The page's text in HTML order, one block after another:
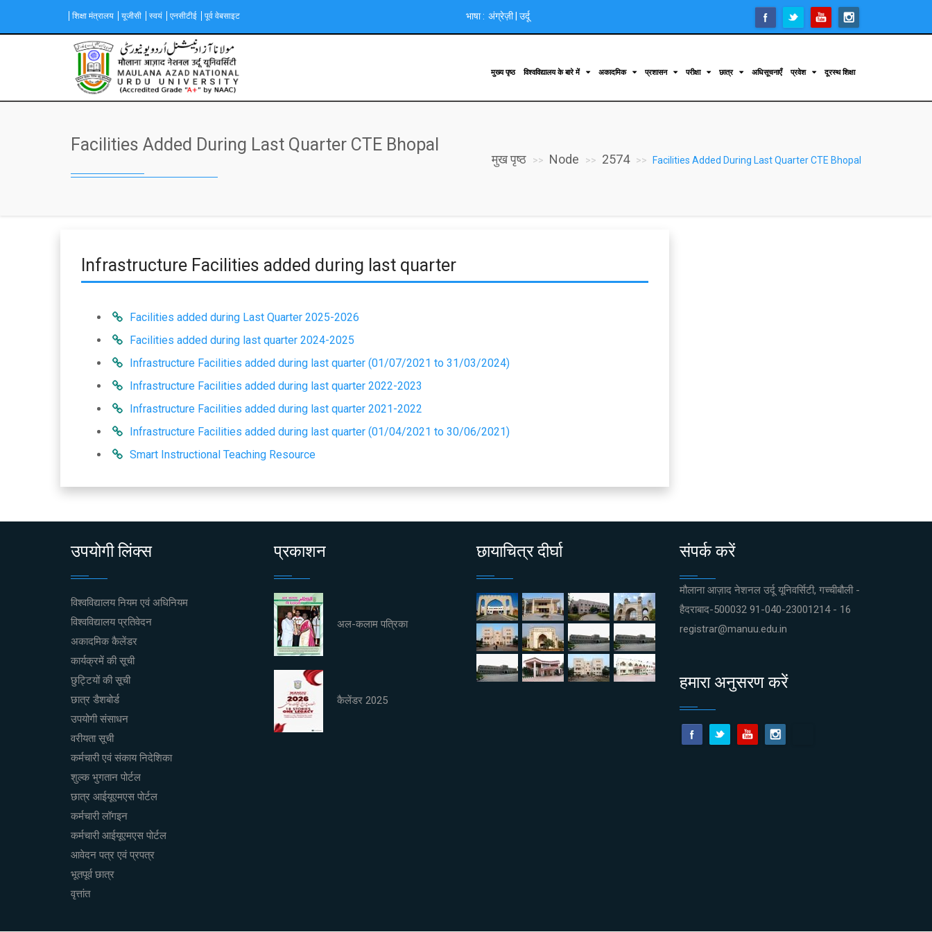
main
शिक्षा मंत्रालय यूजीसी स्वयं एनसीटीई पूर्व वेबसाइट भाषा : अंग्रेज़ी उर्दू
Main
navigation
मुख्य पृष्ठ विश्वविद्यालय के बारे में अकादमिक प्रशासन परीक्षा छात्र अधिसूचनाएँ प्रवेश दूरस्थ शिक्षा
Facilities Added During Last Quarter CTE Bhopal
मुख पृष्ठ Node 2574 Facilities Added During Last Quarter CTE Bhopal
Infrastructure Facilities added during last quarter
Facilities added during Last Quarter 2025-2026
Facilities added during last quarter 2024-2025
Infrastructure Facilities added during last quarter (01/07/2021 to 31/03/2024)
Infrastructure Facilities added during last quarter 2022-2023
Infrastructure Facilities added during last quarter 2021-2022
Infrastructure Facilities added during last quarter (01/04/2021 to 30/06/2021)
Smart Instructional Teaching Resource
उपयोगी लिंक्स
विश्वविद्यालय नियम एवं अधिनियम
विश्वविद्यालय प्रतिवेदन
अकादमिक कैलेंडर
कार्यक्रमें की सूची
छुट्टियों की सूची
छात्र डैशबोर्ड
उपयोगी संसाधन
वरीयता सूची
कर्मचारी एवं संकाय निदेशिका
शुल्क भुगतान पोर्टल
छात्र आईयूएमएस पोर्टल
कर्मचारी लॉगइन
कर्मचारी आईयूएमएस पोर्टल
आवेदन पत्र एवं प्रपत्र
भूतपूर्व छात्र
वृत्तांत
प्रकाशन
अल-कलाम पत्रिका
कैलेंडर 2025
छायाचित्र दीर्घा संपर्क करें
मौलाना आज़ाद नेशनल उर्दू यूनिवर्सिटी, गच्चीबौली -
हैदराबाद-500032 91-040-23001214 - 16
registrar@manuu.edu.in
हमारा अनुसरण करें